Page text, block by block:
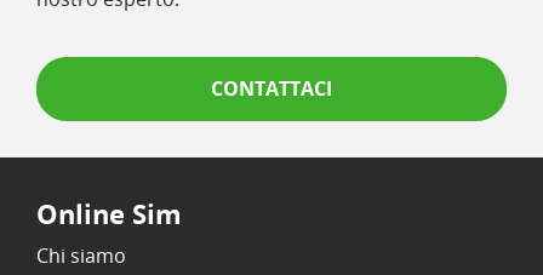
CONTATTACI
Online Sim
Chi siamo